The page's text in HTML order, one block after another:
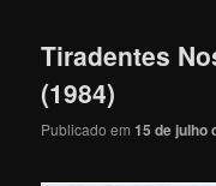
Tiradentes
(1984)
Publicado em15 de julho